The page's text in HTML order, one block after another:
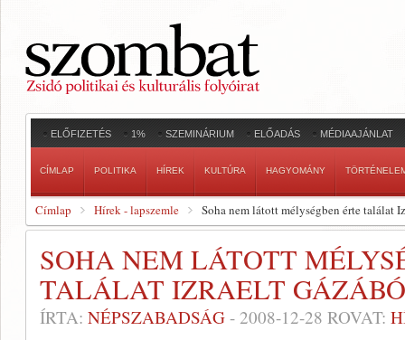
ELŐFIZETÉS 1% SZEMINÁRIUM ELŐADÁS MÉDIAAJÁNLAT
CÍMLAP POLITIKA HÍREK KULTÚRA HAGYOMÁNY
Címlap Hírek - lapszemle Soha nem látott mélységben érte találat
SOHA NEM LÁTOTT
TALÁLAT IZRAELT
ÍRTA: NÉPSZABADSÁG - 2008-12-28 ROVAT: